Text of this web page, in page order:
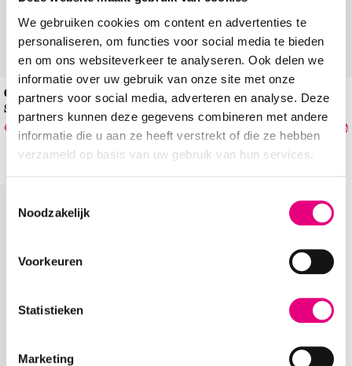
We gebruiken cookies om content en advertenties te
personaliseren, om functies voor social media te bieden
en om ons websiteverkeer te analyseren. Ook delen we
informatie over uw gebruik van onze site met onze
partners voor social media, adverteren en analyse. Deze
partners kunnen deze gegevens combineren met andere
informatie die u aan ze heeft verstrekt of die ze hebben
verzameld op basis van uw gebruik van hun services.
Noodzakelijk
Voorkeuren
Statistieken
Marketing
Gabor
Slingbacks
€ 104
MARCO TOZZI
99 -30%